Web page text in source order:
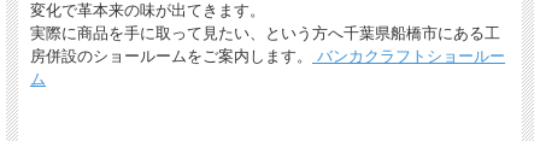
変化で革本来の味が出てきます。
実際に商品を手に取って見たい、という方へ千葉県船橋市にある工
房併設のショールームをご案内します。
バンカクラフトショールー
ム